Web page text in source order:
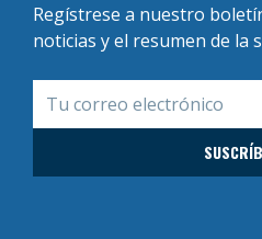
Regístrese a nuestro
noticias y el resumen de la